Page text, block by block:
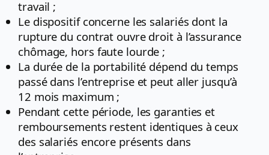
travail ;
Le dispositif concerne les salariés dont la
rupture du contrat ouvre droit à l’assurance
chômage, hors faute lourde ;
La durée de la portabilité dépend du temps
passé dans l’entreprise et peut aller jusqu’à
12 mois maximum ;
Pendant cette période, les garanties et
remboursements restent identiques à ceux
des salariés encore présents dans